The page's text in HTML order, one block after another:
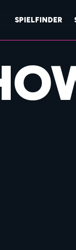
SPIELFINDER